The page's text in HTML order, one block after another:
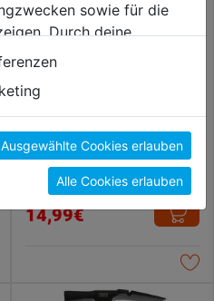
Latthammer 600g mit
Fiberglasstiel DIN 7239
14,99€
sowie für die
Durch deine
von Drittanbieter,
USA, verarbeitet.
erlauben" stimmst du
zu. Unter "Details
Infos zu den
unter "Cookies
welche Cookies
welche nicht.
du in unserer
Ausgewählte Cookies erlauben
Alle Cookies erlauben